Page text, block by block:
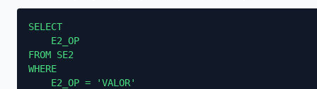
SELECT
    E2_OP
FROM SE2
WHERE
    E2_OP = 'VALOR'